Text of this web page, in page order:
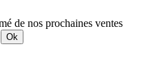
de nos prochaines ventes
Ok